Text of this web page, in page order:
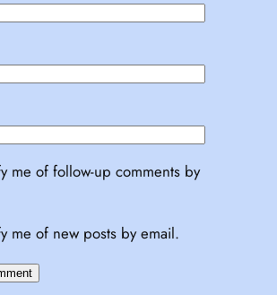
me of follow-up comments by
me of new posts by email.